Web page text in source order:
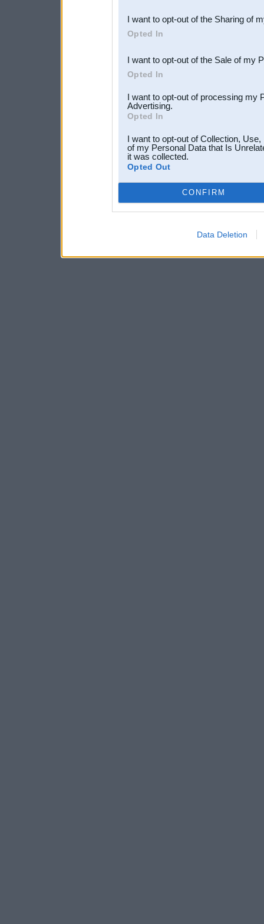
Downstream Participants
third parties.
I want to opt-out of the Sharing of
Opted In
I want to opt-out of the Sale of my
Opted In
I want to opt-out of processing my
Advertising.
Opted In
I want to opt-out of Collection,
of my Personal Data that Is
it was collected.
Opted Out
CONFIRM
Data Deletion